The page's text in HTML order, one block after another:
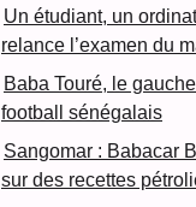
Un étudiant, un
relance l’examen du
Baba Touré, le
football sénégalais
Sangomar : Babacar
sur des recettes